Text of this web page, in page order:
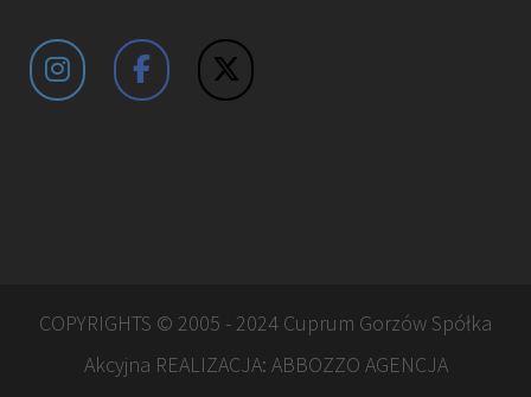
COPYRIGHTS © 2005 - 2024 Cuprum Gorzów Spółka
Akcyjna REALIZACJA: ABBOZZO AGENCJA